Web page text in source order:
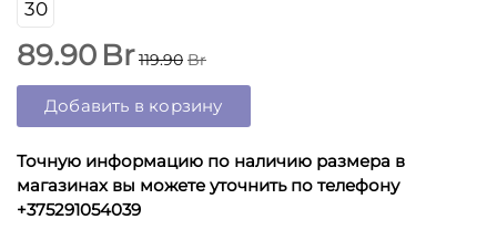
30
89.90 Br 119.90 Br
Добавить в корзину
Точную информацию по наличию размера в
магазинах вы можете уточнить по телефону
+375291054039